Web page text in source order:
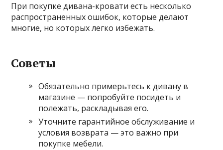
При покупке дивана-кровати есть несколько
распространенных ошибок, которые делают
многие, но которых легко избежать.
Советы
Обязательно примерьтесь к дивану в
магазине — попробуйте посидеть и
полежать, раскладывая его.
Уточните гарантийное обслуживание и
условия возврата — это важно при
покупке мебели.